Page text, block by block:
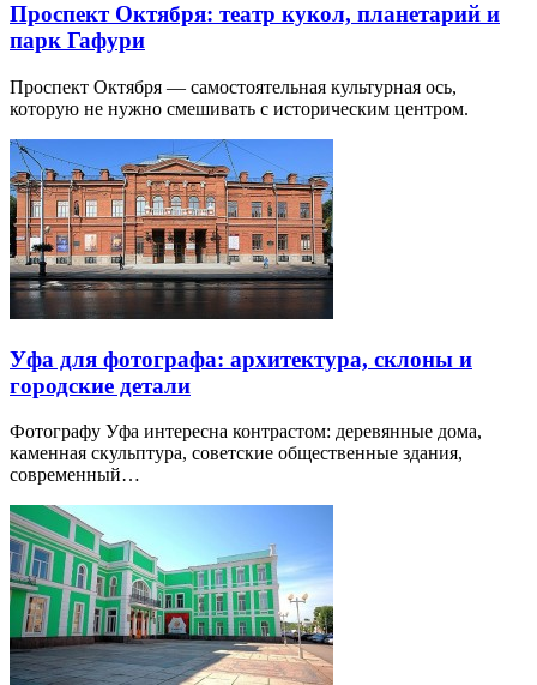
Проспект Октября: театр кукол, планетарий и
парк Гафури
Проспект Октября — самостоятельная культурная ось,
которую не нужно смешивать с историческим центром.
Уфа для фотографа: архитектура, склоны и
городские детали
Фотографу Уфа интересна контрастом: деревянные дома,
каменная скульптура, советские общественные здания,
современный…